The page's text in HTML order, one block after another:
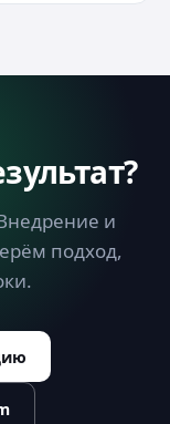
и
подход,